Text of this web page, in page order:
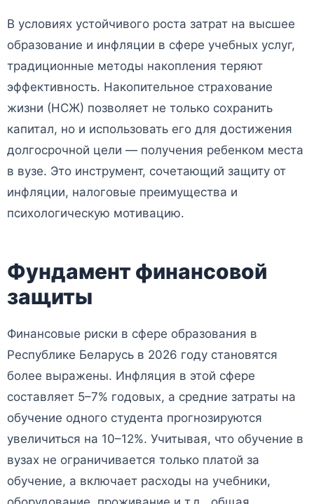
В условиях устойчивого роста затрат на высшее
образование и инфляции в сфере учебных услуг,
традиционные методы накопления теряют
эффективность. Накопительное страхование
жизни (НСЖ) позволяет не только сохранить
капитал, но и использовать его для достижения
долгосрочной цели — получения ребенком места
в вузе. Это инструмент, сочетающий защиту от
инфляции, налоговые преимущества и
психологическую мотивацию.
Фундамент финансовой
защиты
Финансовые риски в сфере образования в
Республике Беларусь в 2026 году становятся
более выражены. Инфляция в этой сфере
составляет 5–7% годовых, а средние затраты на
обучение одного студента прогнозируются
увеличиться на 10–12%. Учитывая, что обучение в
вузах не ограничивается только платой за
обучение, а включает расходы на учебники,